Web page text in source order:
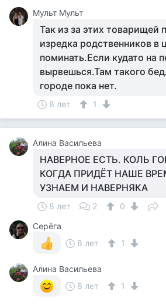
Мульт Мульт
Так из за этих товарищей
изредка родственников в
поминать.Если кудато на
вырвешься.Там такого
городе пока нет.
8 лет 1
Алина Васильева
НАВЕРНОЕ ЕСТЬ. КОЛЬ
КОГДА ПРИДЁТ НАШЕ
УЗНАЕМ И НАВЕРНЯКА
8 лет 2
0
Серёга
8 лет
1
Алина Васильева
8 лет
1